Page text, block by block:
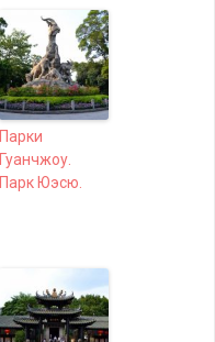
Парки
Гуанчжоу.
Парк Юэсю.